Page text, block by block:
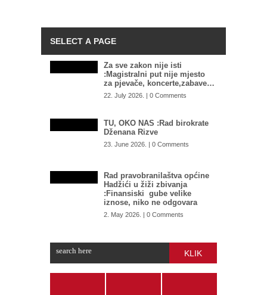
Za sve zakon nije isti
:Magistralni put nije mjesto
za pjevače, koncerte,zabave…
22. July 2026. | 0 Comments
TU, OKO NAS :Rad birokrate
Dženana Rizve
23. June 2026. | 0 Comments
Rad pravobranilaštva općine
Hadžići u žiži zbivanja
:Finansiski gube velike
iznose, niko ne odgovara
2. May 2026. | 0 Comments
KLIK